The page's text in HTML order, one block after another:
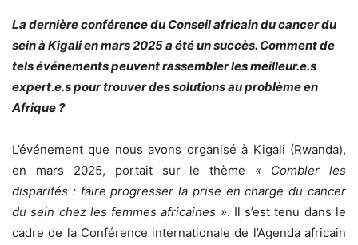
La dernière conférence du Conseil africain du cancer du
sein à Kigali en mars 2025 a été un succès. Comment de
tels événements peuvent rassembler les meilleur.e.s
expert.e.s pour trouver des solutions au problème en
Afrique ?
L’événement que nous avons organisé à Kigali (Rwanda),
en mars 2025, portait sur le thème « Combler les
disparités : faire progresser la prise en charge du cancer
du sein chez les femmes africaines ». Il s’est tenu dans le
cadre de la Conférence internationale de l’Agenda africain